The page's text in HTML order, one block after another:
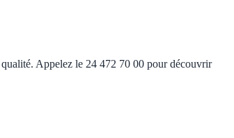
Appelez le 24 472 70 00 pour découvrir